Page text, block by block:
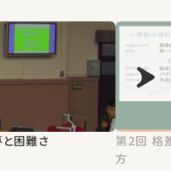
夢と困難さ
第2回 格差社会における共生のあり
方